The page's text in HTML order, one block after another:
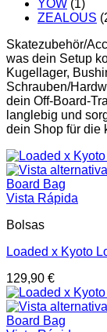
YOW (1)
ZEALOUS
Skatezubehör/
was dein Setup
Kugellager,
Schrauben/
dein Off-Board-
langlebig und
dein Shop für die
Vista Rápida
Bolsas
Loaded x Kyoto
129,90 €